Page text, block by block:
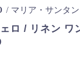
/ マリア・サンタ
ロ / リネン ワ